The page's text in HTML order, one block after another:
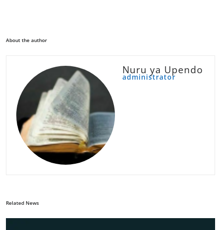
About the author
Nuru ya Upendo
administrator
Related News